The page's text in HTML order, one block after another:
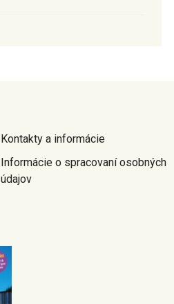
Kontakty a informácie
Informácie o spracovaní osobných
údajov